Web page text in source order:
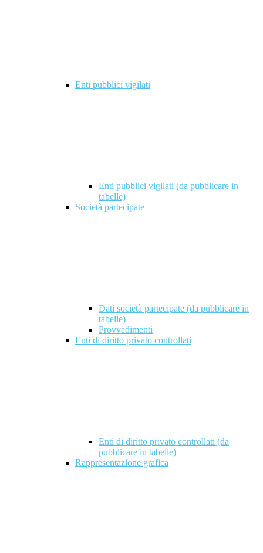
Enti pubblici vigilati
Enti pubblici vigilati (da pubblicare in
tabelle)
Società partecipate
Dati società partecipate (da pubblicare in
tabelle)
Provvedimenti
Enti di diritto privato controllati
Enti di diritto privato controllati (da
pubblicare in tabelle)
Rappresentazione grafica